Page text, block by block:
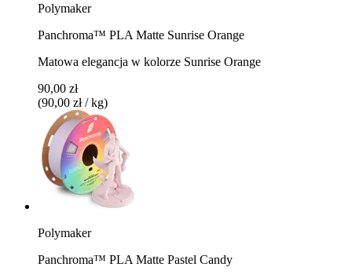
Polymaker
Panchroma™ PLA Matte Sunrise Orange
Matowa elegancja w kolorze Sunrise Orange
90,00 zł
(90,00 zł / kg)
Polymaker
Panchroma™ PLA Matte Pastel Candy